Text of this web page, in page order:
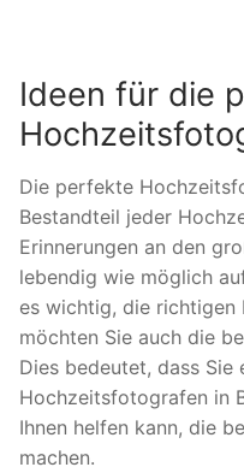
Ideen für die
Die perfekte
Bestandteil jeder
Erinnerungen an den
lebendig wie möglich
es wichtig, die richtigen
möchten Sie auch die
Dies bedeutet, dass Sie
Hochzeitsfotografen in
Ihnen helfen kann, die
machen.